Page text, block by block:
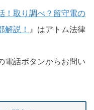
！取り調べ？留守電の
解説！
』はアトム法律
電話ボタンからお問い